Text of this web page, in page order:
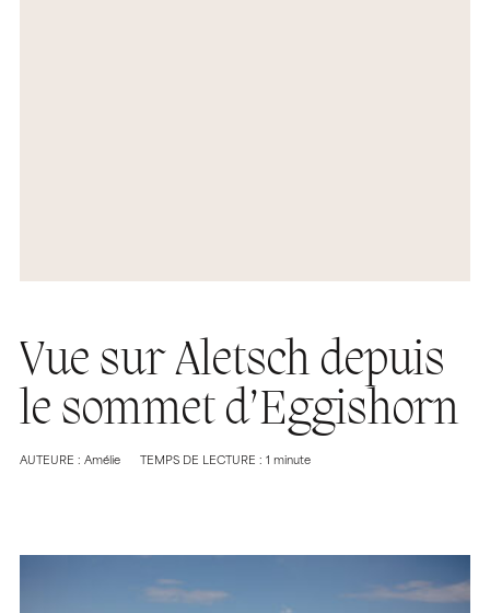
Vue sur Aletsch depuis
le sommet d’Eggishorn
AUTEURE : Amélie TEMPS DE LECTURE : 1 minute